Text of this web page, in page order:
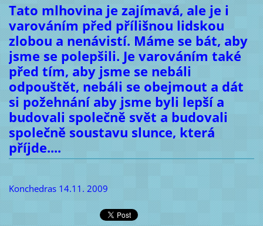
Tato mlhovina je zajímavá, ale je i
varováním před přílišnou lidskou
zlobou a nenávistí. Máme se bát, aby
jsme se polepšili. Je varováním také
před tím, aby jsme se nebáli
odpouštět, nebáli se obejmout a dát
si požehnání aby jsme byli lepší a
budovali společně svět a budovali
společně soustavu slunce, která
příjde....
Konchedras 14.11. 2009